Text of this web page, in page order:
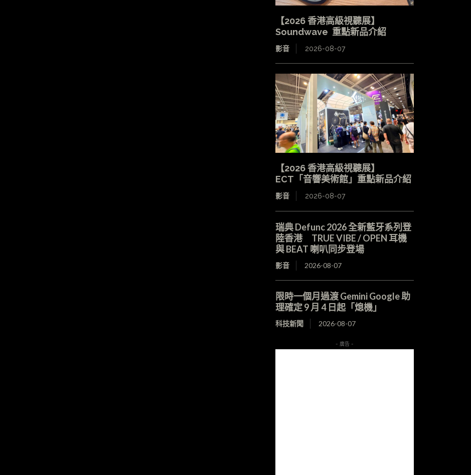
【2026 香港高級視聽展】
Soundwave 重點新品介紹
影音 2026-08-07
【2026 香港高級視聽展】
ECT「音響美術館」重點新品介紹
影音 2026-08-07
瑞典 Defunc 2026 全新藍牙系列登
陸香港 TRUE VIBE / OPEN 耳機
與 BEAT 喇叭同步登場
影音 2026-08-07
限時一個月過渡 Gemini Google 助
理確定 9 月 4 日起「熄機」
科技新聞 2026-08-07
- 廣告 -